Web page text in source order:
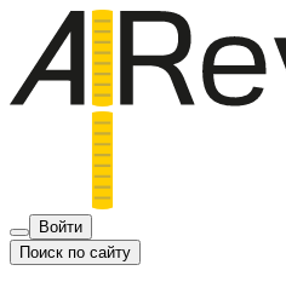
Войти
Поиск по сайту